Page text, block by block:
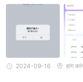
2024-09-16 हांग